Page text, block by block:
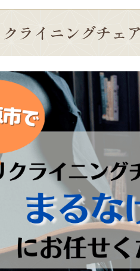
ライニングチェ